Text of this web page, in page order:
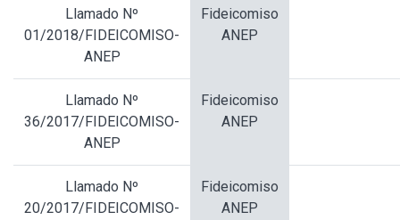
Llamado Nº
01/2018/FIDEICOMISO-
ANEP
Fideicomiso
ANEP
Llamado Nº
36/2017/FIDEICOMISO-
ANEP
Fideicomiso
ANEP
Llamado Nº
20/2017/FIDEICOMISO-
Fideicomiso
ANEP